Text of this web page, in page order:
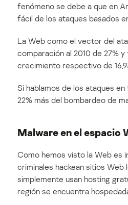
fenómeno se debe a que en
fácil de los ataques basados
La Web como el vector del
comparación al 2010 de 27%
crecimiento respectivo de
Si hablamos de los ataques
22% más del bombardeo de
Malware en el espacio
Como hemos visto la Web es
criminales hackean sitios
simplemente usan hosting
región se encuentra